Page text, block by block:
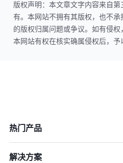
版权声明：本文章文字内容来自
有。本网站不拥有其版权，也不
的版权归属问题或争议。如有侵权
本网站有权在核实确属侵权后，予
热门产品
解决方案